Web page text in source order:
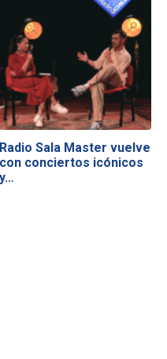
Radio Sala Master vuelve
con conciertos icónicos
y…